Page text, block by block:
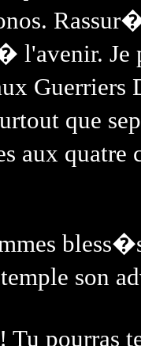
l'avenir.
Guerriers
que
aux quatre
son
Tu